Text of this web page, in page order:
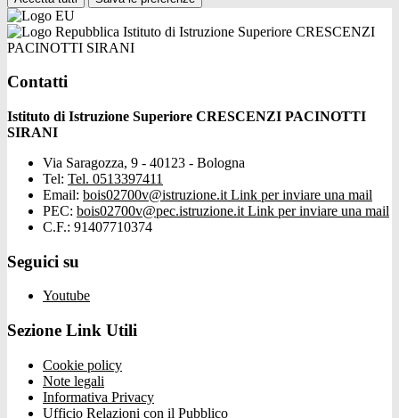
Istituto di Istruzione Superiore CRESCENZI
PACINOTTI SIRANI
Contatti
Istituto di Istruzione Superiore CRESCENZI PACINOTTI
SIRANI
Via Saragozza, 9 - 40123 - Bologna
Tel: Tel. 0513397411
Email: bois02700v@istruzione.it Link per inviare una mail
PEC: bois02700v@pec.istruzione.it Link per inviare una mail
C.F.: 91407710374
Seguici su
Youtube
Sezione Link Utili
Cookie policy
Note legali
Informativa Privacy
Ufficio Relazioni con il Pubblico